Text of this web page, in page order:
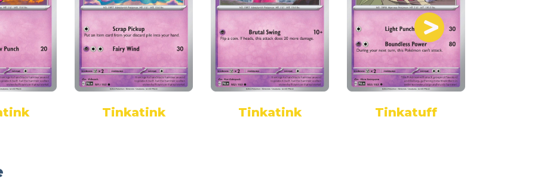
Tinkatink Tinkatink Tinkatuff